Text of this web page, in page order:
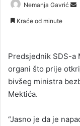
Nemanja Gavrić
a
n
e
Kraće od minute
Predsjednik SDS-a
organi što prije
bivšeg ministra
Mektića.
“Jasno je da je